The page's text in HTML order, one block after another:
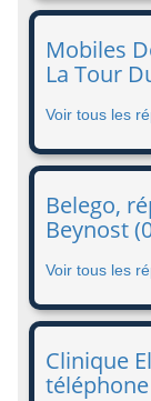
Mobiles
La Tour
Voir tous les
Belego,
Beynost
Voir tous les
Clinique